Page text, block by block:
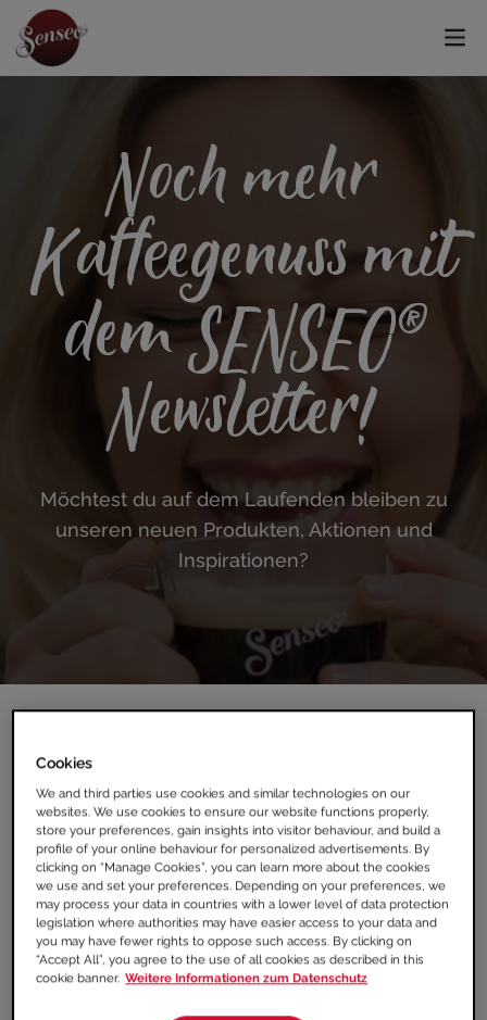
Noch mehr
Kaffeegenuss mit
dem SENSEO®
Newsletter!
Möchtest du auf dem Laufenden bleiben zu
unseren neuen Produkten, Aktionen und
Inspirationen?
Cookies
We and third parties use cookies and similar technologies on our
websites. We use cookies to ensure our website functions properly,
store your preferences, gain insights into visitor behaviour, and build a
profile of your online behaviour for personalized advertisements. By
clicking on “Manage Cookies”, you can learn more about the cookies
we use and set your preferences. Depending on your preferences, we
may process your data in countries with a lower level of data protection
legislation where authorities may have easier access to your data and
you may have fewer rights to oppose such access. By clicking on
“Accept All”, you agree to the use of all cookies as described in this
cookie banner. Weitere Informationen zum Datenschutz